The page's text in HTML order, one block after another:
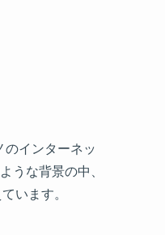
のインターネッ
うな背景の中、
います。